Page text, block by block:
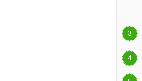
3
4